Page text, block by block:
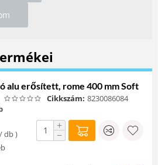
alu erősített, rome 400 mm Soft
Cikkszám: 8230086084
/ db )
+
−